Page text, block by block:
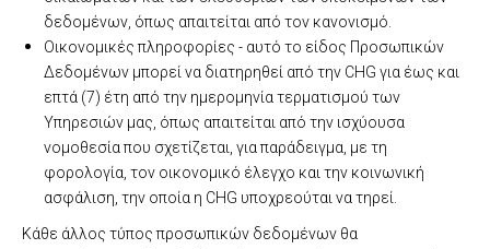
δεδομένων, όπως απαιτείται από τον κανονισμό.
Οικονομικές πληροφορίες - αυτό το είδος Προσωπικών
Δεδομένων μπορεί να διατηρηθεί από την CHG για έως και
επτά (7) έτη από την ημερομηνία τερματισμού των
Υπηρεσιών μας, όπως απαιτείται από την ισχύουσα
νομοθεσία που σχετίζεται, για παράδειγμα, με τη
φορολογία, τον οικονομικό έλεγχο και την κοινωνική
ασφάλιση, την οποία η CHG υποχρεούται να τηρεί.
Κάθε άλλος τύπος προσωπικών δεδομένων θα